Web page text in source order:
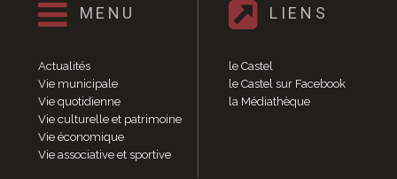
Délibérations 2011
Délibérations 2008
Agenda réunions publiques
Marchés publics
Toutes les actualités
Vie quotidienne
MENU
Actualités
Vie municipale
Vie quotidienne
Vie culturelle et patrimoine
Vie économique
Vie associative et sportive
LIENS
le Castel
le Castel sur Facebook
la Médiathèque